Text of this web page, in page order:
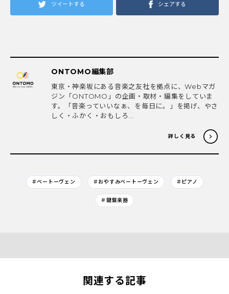
ツイートする シェアする
ONTOMO編集部
東京・神楽坂にある音楽之友社を拠点に、Webマガ
ジン「ONTOMO」の企画・取材・編集をしていま
す。「音楽っていいなぁ、を毎日に。」を掲げ、やさ
しく・ふかく・おもしろ...
詳しく見る
＃ベートーヴェン ＃おやすみベートーヴェン ＃ピアノ
＃鍵盤楽器
関連する記事